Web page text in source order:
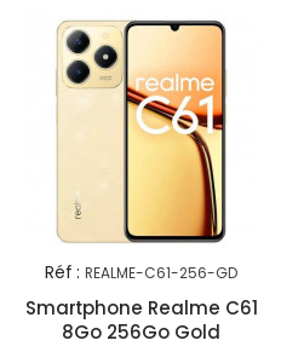
Réf : REALME-C61-256-GD
Smartphone Realme C61
8Go 256Go Gold